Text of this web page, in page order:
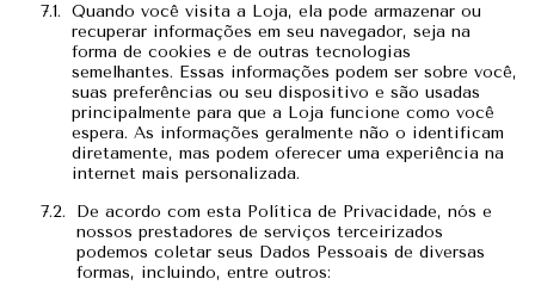
Quando você visita a Loja, ela pode armazenar ou
recuperar informações em seu navegador, seja na
forma de cookies e de outras tecnologias
semelhantes. Essas informações podem ser sobre você,
suas preferências ou seu dispositivo e são usadas
principalmente para que a Loja funcione como você
espera. As informações geralmente não o identificam
diretamente, mas podem oferecer uma experiência na
internet mais personalizada.
De acordo com esta Política de Privacidade, nós e
nossos prestadores de serviços terceirizados
podemos coletar seus Dados Pessoais de diversas
formas, incluindo, entre outros: